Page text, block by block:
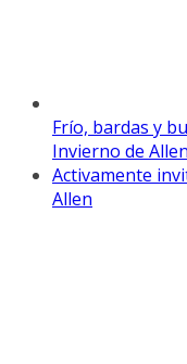
Frío, bardas y
Invierno de Allen
Activamente
Allen